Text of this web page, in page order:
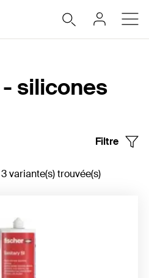
silicones
Filtre
variante(s) trouvée(s)